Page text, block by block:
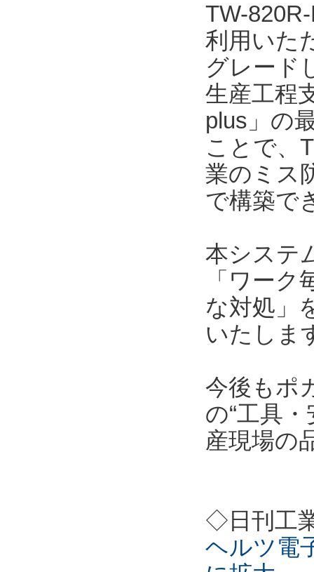
TW-
利用いた
グレード
生産工程
plus」の
ことで、
業のミス
で構築で
本システ
「ワー
な対処」
いたしま
今後もポ
の“工具
産現場の
◇日刊工
ヘルツ電